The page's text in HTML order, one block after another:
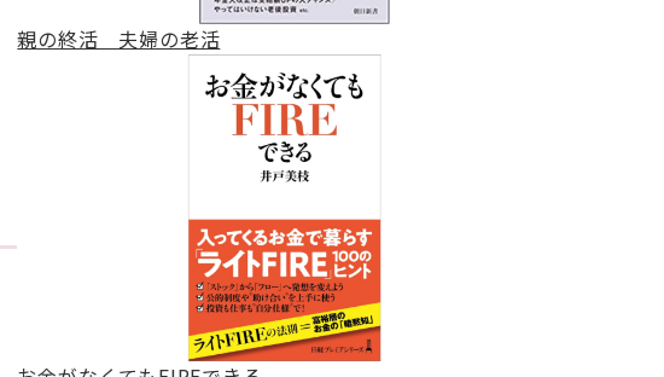
親の終活 夫婦の老活